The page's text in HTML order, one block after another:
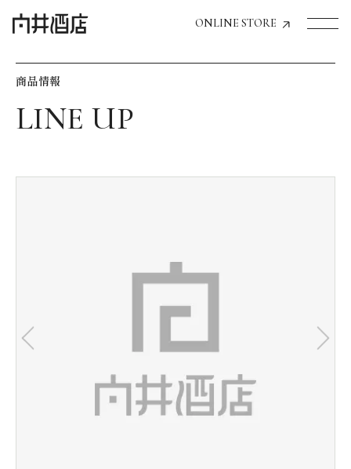
ONLINE STORE
飲食店経営のお客様
お気に入り機能の活用方法
会社情報
商品情報